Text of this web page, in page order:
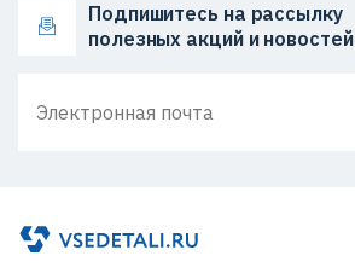
Подпишитесь на рассылку
полезных акций и новостей